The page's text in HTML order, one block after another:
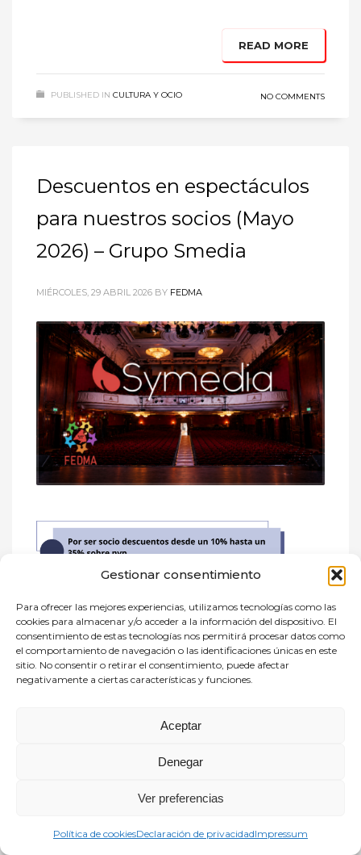
Gestionar consentimiento
Para ofrecer las mejores experiencias, utilizamos tecnologías como las
cookies para almacenar y/o acceder a la información del dispositivo. El
consentimiento de estas tecnologías nos permitirá procesar datos como
el comportamiento de navegación o las identificaciones únicas en este
sitio. No consentir o retirar el consentimiento, puede afectar
negativamente a ciertas características y funciones.
Aceptar
Denegar
Ver preferencias
Política de cookiesDeclaración de privacidadImpressum
READ MORE
PUBLISHED IN CULTURA Y OCIO NO COMMENTS
Descuentos en espectáculos
para nuestros socios (Mayo
2026) – Grupo Smedia
MIÉRCOLES, 29 ABRIL 2026 BY FEDMA
Descuento ya incluido en los enlaces de compra
Solo para compras por internet
Facebook
Twitter
WhatsApp
Email
Compartir
CULTURA Y OCIO